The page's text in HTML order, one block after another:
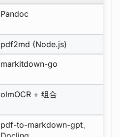
Pandoc
pdf2md (Node.js)
markitdown-go
olmOCR + 组合
pdf-to-markdown-gpt、